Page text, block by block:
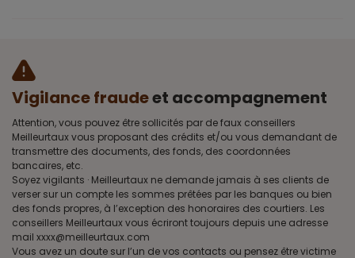
Vigilance fraudeet accompagnement
Attention, vous pouvez être sollicités par de faux conseillers
Meilleurtaux vous proposant des crédits et/ou vous demandant de
transmettre des documents, des fonds, des coordonnées
bancaires, etc.
Soyez vigilants · Meilleurtaux ne demande jamais à ses clients de
verser sur un compte les sommes prêtées par les banques ou bien
des fonds propres, à l’exception des honoraires des courtiers. Les
conseillers Meilleurtaux vous écriront toujours depuis une adresse
mail xxxx@meilleurtaux.com
Vous avez un doute sur l’un de vos contacts ou pensez être victime